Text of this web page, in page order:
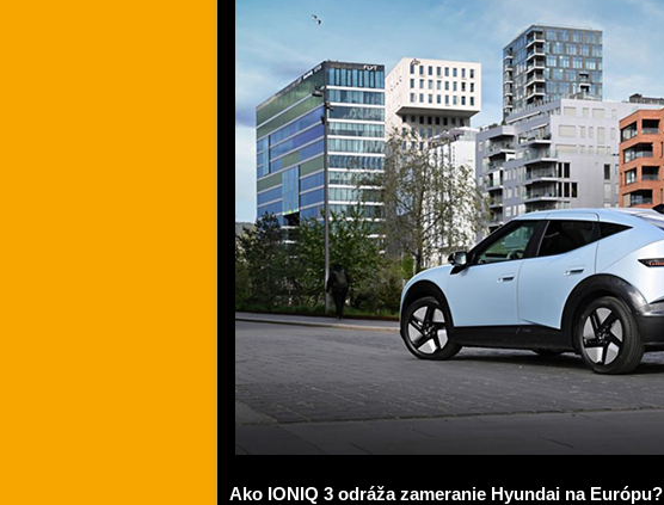
Ako IONIQ 3 odráža zameranie Hyundai na Európu?